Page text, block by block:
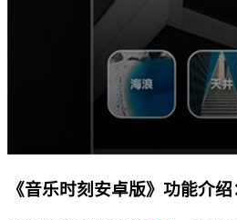
《音乐时刻安卓版》功能介绍